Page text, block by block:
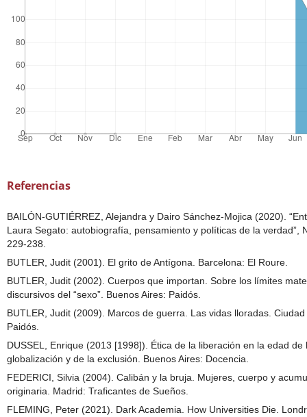
Referencias
BAILÓN-GUTIÉRREZ, Alejandra y Dairo Sánchez-Mojica (2020).
Laura Segato: autobiografía, pensamiento y políticas de la verdad”,
229-238.
BUTLER, Judit (2001). El grito de Antígona. Barcelona: El Roure.
BUTLER, Judit (2002). Cuerpos que importan. Sobre los límites
discursivos del “sexo”. Buenos Aires: Paidós.
BUTLER, Judit (2009). Marcos de guerra. Las vidas lloradas.
Paidós.
DUSSEL, Enrique (2013 [1998]). Ética de la liberación en la edad de
globalización y de la exclusión. Buenos Aires: Docencia.
FEDERICI, Silvia (2004). Calibán y la bruja. Mujeres, cuerpo y
originaria. Madrid: Traficantes de Sueños.
FLEMING, Peter (2021). Dark Academia. How Universities Die.